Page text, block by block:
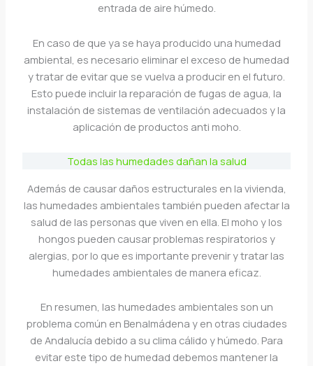
entrada de aire húmedo.
En caso de que ya se haya producido una humedad
ambiental, es necesario eliminar el exceso de humedad
y tratar de evitar que se vuelva a producir en el futuro.
Esto puede incluir la reparación de fugas de agua, la
instalación de sistemas de ventilación adecuados y la
aplicación de productos anti moho.
Todas las humedades dañan la salud
Además de causar daños estructurales en la vivienda,
las humedades ambientales también pueden afectar la
salud de las personas que viven en ella. El moho y los
hongos pueden causar problemas respiratorios y
alergias, por lo que es importante prevenir y tratar las
humedades ambientales de manera eficaz.
En resumen, las humedades ambientales son un
problema común en Benalmádena y en otras ciudades
de Andalucía debido a su clima cálido y húmedo. Para
evitar este tipo de humedad debemos mantener la